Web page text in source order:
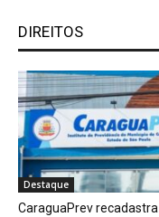
DIREITOS
Destaque
CaraguaPrev recadastra